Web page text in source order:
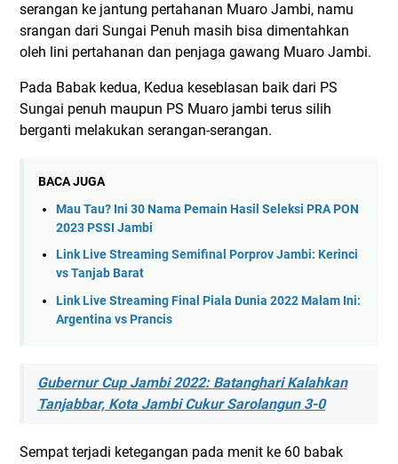
serangan ke jantung pertahanan Muaro Jambi, namu
srangan dari Sungai Penuh masih bisa dimentahkan
oleh lini pertahanan dan penjaga gawang Muaro Jambi.
Pada Babak kedua, Kedua keseblasan baik dari PS
Sungai penuh maupun PS Muaro jambi terus silih
berganti melakukan serangan-serangan.
BACA JUGA
Mau Tau? Ini 30 Nama Pemain Hasil Seleksi PRA PON
2023 PSSI Jambi
Link Live Streaming Semifinal Porprov Jambi: Kerinci
vs Tanjab Barat
Link Live Streaming Final Piala Dunia 2022 Malam Ini:
Argentina vs Prancis
Gubernur Cup Jambi 2022: Batanghari Kalahkan
Tanjabbar, Kota Jambi Cukur Sarolangun 3-0
Sempat terjadi ketegangan pada menit ke 60 babak